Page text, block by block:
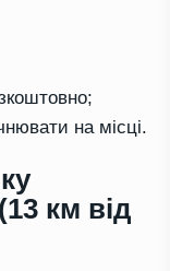
на місці.
км від